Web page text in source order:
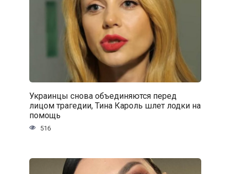
Украинцы снова объединяются перед
лицом трагедии, Тина Кароль шлет лодки на
помощь
516